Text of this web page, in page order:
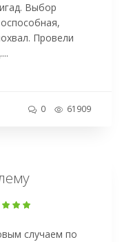
Выбор
Провели
0 61909
случаем по